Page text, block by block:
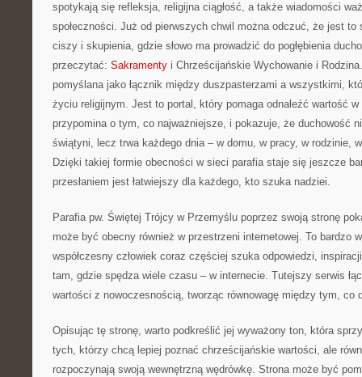
spotykają się refleksja, religijna ciągłość, a także wiadomości
społeczności. Już od pierwszych chwil można odczuć, że jest to
ciszy i skupienia, gdzie słowo ma prowadzić do pogłębienia
przeczytać: Sakramenty i Chrześcijańskie Wychowanie i
pomyślana jako łącznik między duszpasterzami a wszystkimi,
życiu religijnym. Jest to portal, który pomaga odnaleźć wartość
przypomina o tym, co najważniejsze, i pokazuje, że duchowość
świątyni, lecz trwa każdego dnia – w domu, w pracy, w rodzinie,
Dzięki takiej formie obecności w sieci parafia staje się jeszcze
przesłaniem jest łatwiejszy dla każdego, kto szuka nadziei.
Parafia pw. Świętej Trójcy w Przemyślu poprzez swoją stronę
może być obecny również w przestrzeni internetowej. To bardzo
współczesny człowiek coraz częściej szuka odpowiedzi,
tam, gdzie spędza wiele czasu – w internecie. Tutejszy serwis
wartości z nowoczesnością, tworząc równowagę między tym, co
Opisując tę stronę, warto podkreślić jej wyważony ton, która
tych, którzy chcą lepiej poznać chrześcijańskie wartości, ale
rozpoczynają swoją wewnętrzną wędrówkę. Strona może być